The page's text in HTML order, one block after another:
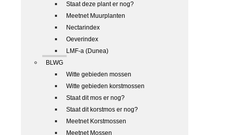
Staat deze plant er nog?
Meetnet Muurplanten
Nectarindex
Oeverindex
LMF-a (Dunea)
BLWG
Witte gebieden mossen
Witte gebieden korstmossen
Staat dit mos er nog?
Staat dit korstmos er nog?
Meetnet Korstmossen
Meetnet Mossen